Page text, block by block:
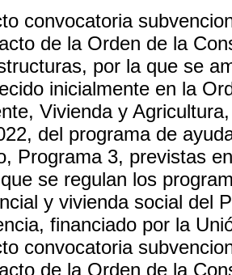
convocatoria
de la Orden de la
por la que se
inicialmente en la
Vivienda y
del programa de
Programa 3, previstas
se regulan los
y vivienda social del
financiado por la
convocatoria
de la Orden de la